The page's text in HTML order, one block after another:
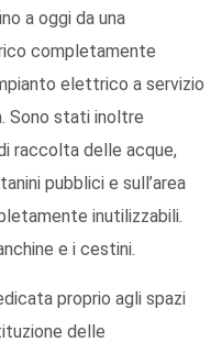
a oggi da una
completamente
elettrico a servizio
Sono stati inoltre
raccolta delle acque,
pubblici e sull’area
inutilizzabili.
e i cestini.
proprio agli spazi
delle